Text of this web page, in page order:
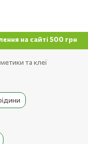
на сайті 500 грн
та клеї